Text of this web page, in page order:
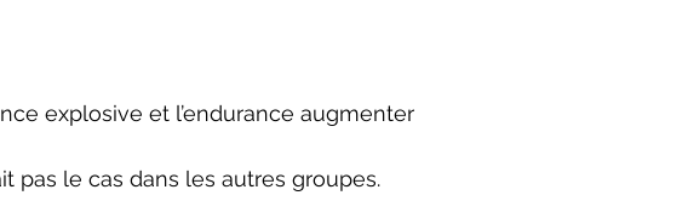
explosive et l’endurance augmenter
pas le cas dans les autres groupes.